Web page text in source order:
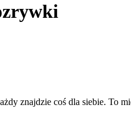
znajdzie coś dla siebie. To